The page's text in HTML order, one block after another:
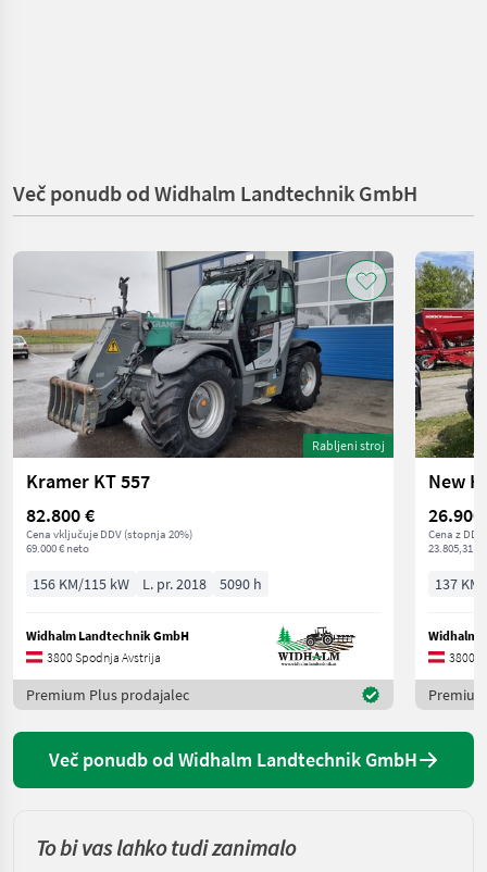
Več ponudb od Widhalm Landtechnik GmbH
Rabljeni stroj
Kramer KT 557
82.800 €
Cena vključuje DDV (stopnja 20%)
69.000 € neto
156 KM/115 kW L. pr. 2018 5090 h
Widhalm Landtechnik GmbH
3800 Spodnja Avstrija
Premium Plus prodajalec
New
26.900
Cena z
23.805,31 €
137
Widhalm
3800
Več ponudb od Widhalm Landtechnik GmbH
To bi vas lahko tudi zanimalo